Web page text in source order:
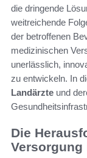
die dringende
weitreichende
der betroffenen
medizinischen
unerlässlich,
zu entwickeln. In
Landärzte und
Die